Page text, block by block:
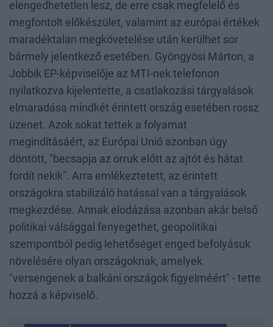
elengedhetetlen lesz, de erre csak megfelelő és
megfontolt előkészület, valamint az európai értékek
maradéktalan megkövetelése után kerülhet sor
bármely jelentkező esetében. Gyöngyösi Márton, a
Jobbik EP-képviselője az MTI-nek telefonon
nyilatkozva kijelentette, a csatlakozási tárgyalások
elmaradása mindkét érintett ország esetében rossz
üzenet. Azok sokat tettek a folyamat
megindításáért, az Európai Unió azonban úgy
döntött, "becsapja az orruk előtt az ajtót és hátat
fordít nekik". Arra emlékeztetett, az érintett
országokra stabilizáló hatással van a tárgyalások
megkezdése. Annak elodázása azonban akár belső
politikai válsággal fenyegethet, geopolitikai
szempontból pedig lehetőséget enged befolyásuk
növelésére olyan országoknak, amelyek
"versengenek a balkáni országok figyelméért" - tette
hozzá a képviselő.